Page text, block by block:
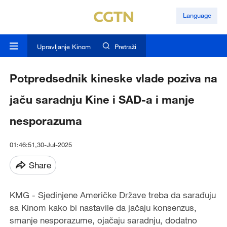
Language
Upravljanje Kinom Pretraži
Potpredsednik kineske vlade poziva na
jaču saradnju Kine i SAD-a i manje
nesporazuma
01:46:51,30-Jul-2025
Share
KMG - Sjedinjene Američke Države treba da sarađuju
sa Kinom kako bi nastavile da jačaju konsenzus,
smanje nesporazume, ojačaju saradnju, dodatno